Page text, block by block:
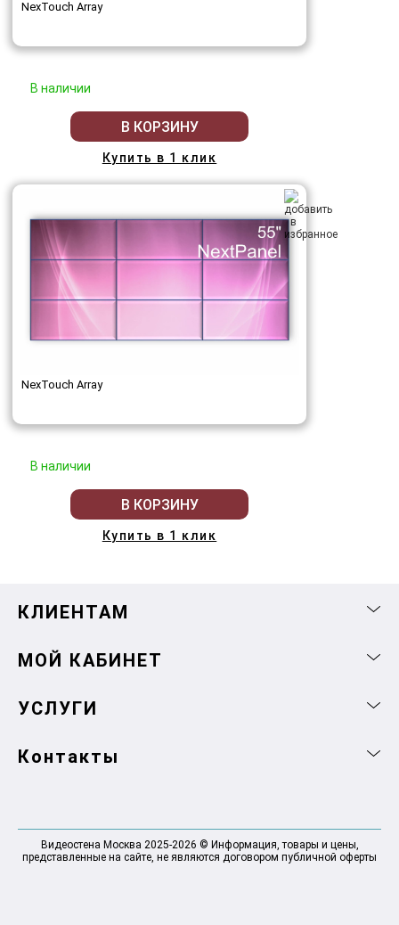
NexTouch Array
В наличии
В КОРЗИНУ
Купить в 1 клик
NexTouch Array
В наличии
В КОРЗИНУ
Купить в 1 клик
КЛИЕНТАМ
МОЙ КАБИНЕТ
УСЛУГИ
Контакты
Видеостена Москва 2025-2026 © Информация, товары и цены,
представленные на сайте, не являются договором публичной оферты